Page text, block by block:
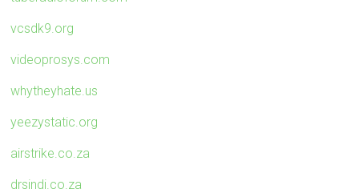
vcsdk9.org
videoprosys.com
whytheyhate.us
yeezystatic.org
airstrike.co.za
drsindi.co.za